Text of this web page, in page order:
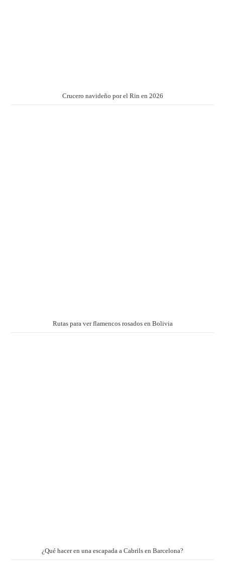
Crucero navideño por el Rin en 2026
Rutas para ver flamencos rosados en Bolivia
¿Qué hacer en una escapada a Cabrils en Barcelona?